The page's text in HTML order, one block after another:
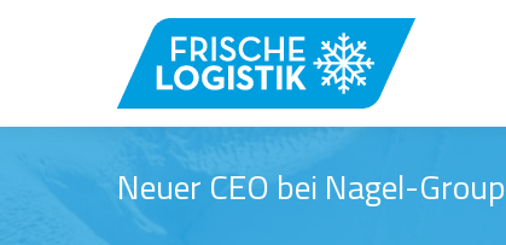
Neuer CEO bei Nagel-Group